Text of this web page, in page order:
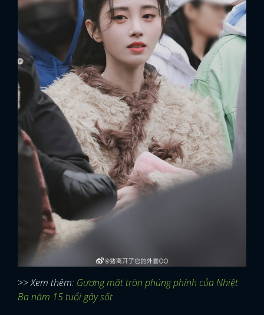
>> Xem thêm: Gương mặt tròn phúng phính của Nhiệt
Ba năm 15 tuổi gây sốt